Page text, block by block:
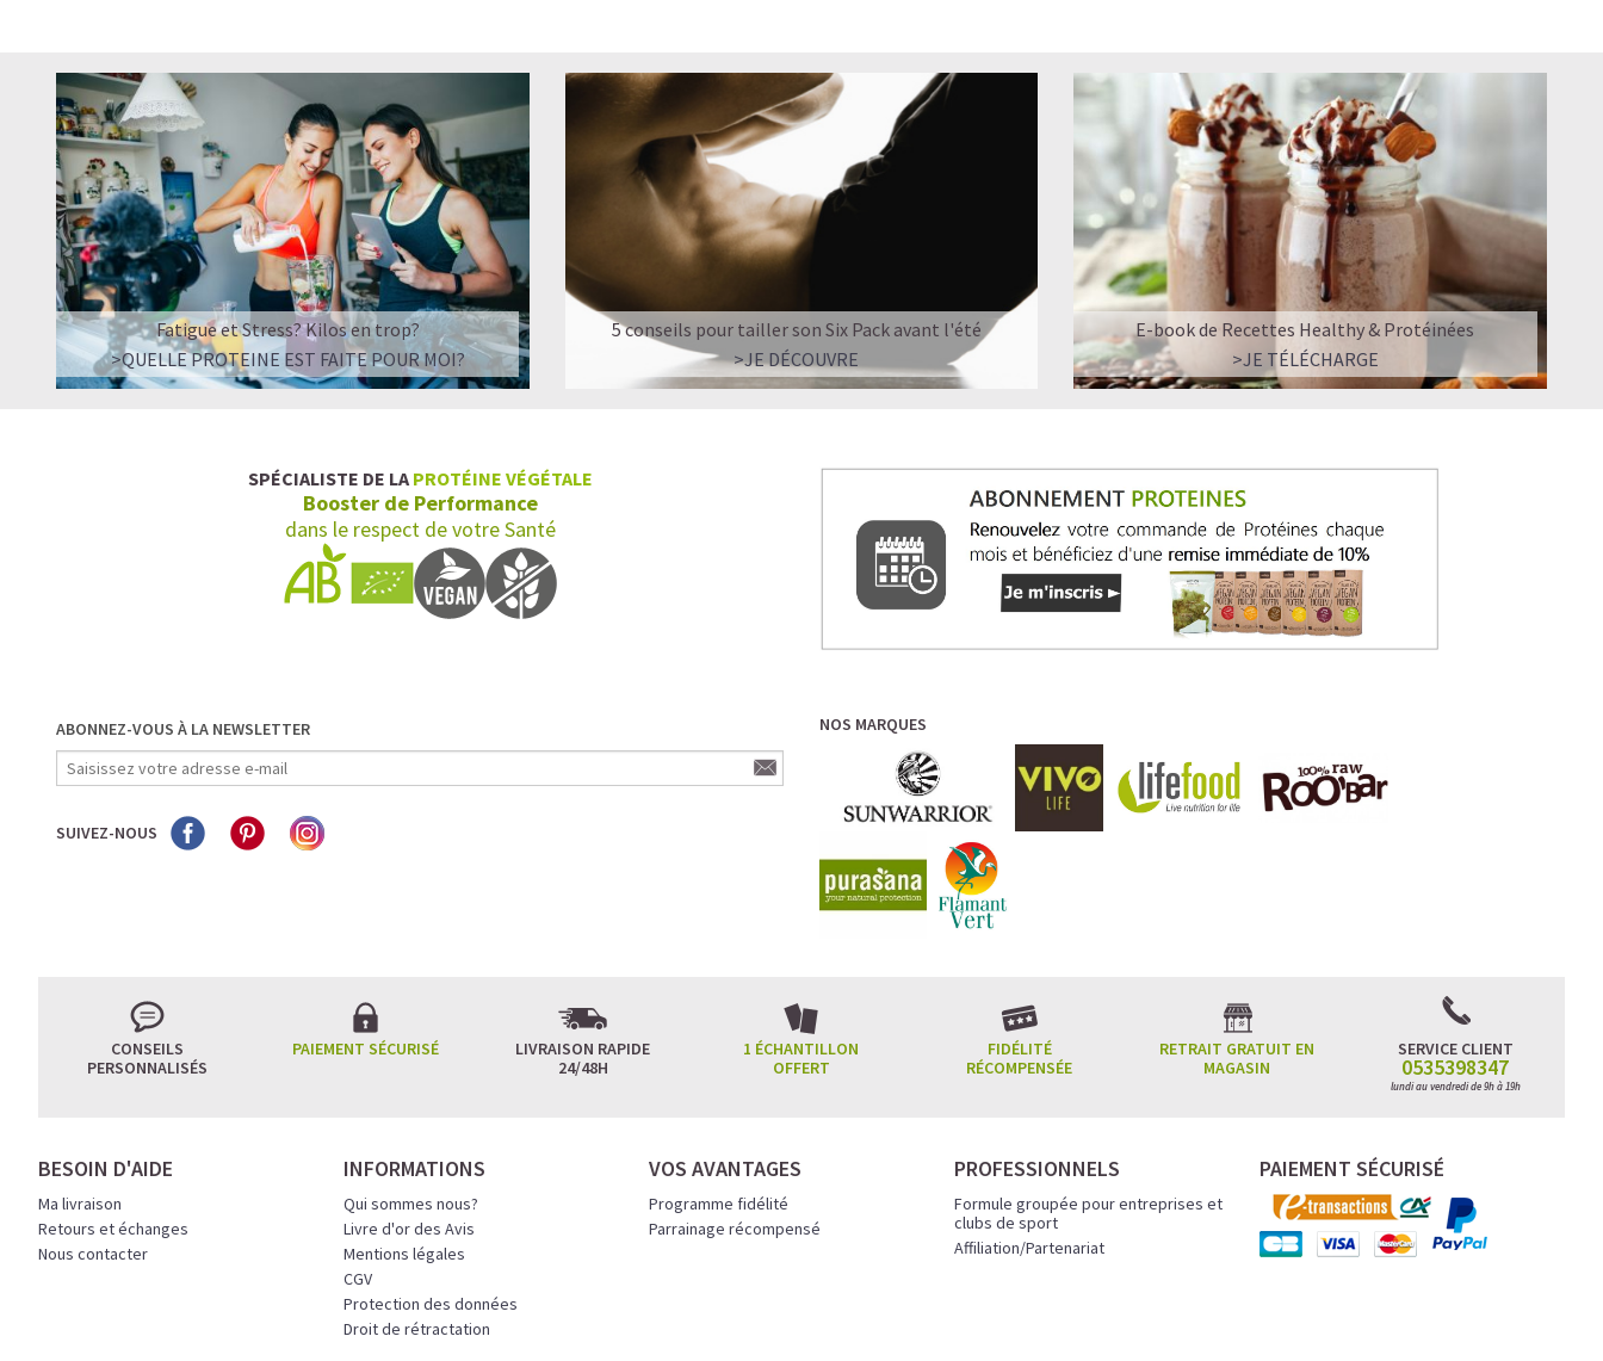
Fatigue et Stress? Kilos en trop?
>QUELLE PROTEINE EST FAITE POUR MOI?
5 conseils pour tailler son Six Pack avant l'été
>JE DÉCOUVRE
E-book de Recettes Healthy & Protéinées
>JE TÉLÉCHARGE
SPÉCIALISTE DE LA PROTÉINE VÉGÉTALE
Booster de Performance
dans le respect de votre Santé
ABONNEZ-VOUS À LA NEWSLETTER
SUIVEZ-NOUS
NOS MARQUES
CONSEILS
PERSONNALISÉS
PAIEMENT SÉCURISÉ
LIVRAISON RAPIDE
24/48H
1 ÉCHANTILLON
OFFERT
FIDÉLITÉ
RÉCOMPENSÉE
RETRAIT GRATUIT EN
MAGASIN
SERVICE CLIENT
0535398347
lundi au vendredi de 9h à 19h
BESOIN D'AIDE
Ma livraison
Retours et échanges
Nous contacter
INFORMATIONS
Qui sommes nous?
Livre d'or des Avis
Mentions légales
CGV
Protection des données
Droit de rétractation
VOS AVANTAGES
Programme fidélité
Parrainage récompensé
PROFESSIONNELS
Formule groupée pour entreprises et
clubs de sport
Affiliation/Partenariat
PAIEMENT SÉCURISÉ